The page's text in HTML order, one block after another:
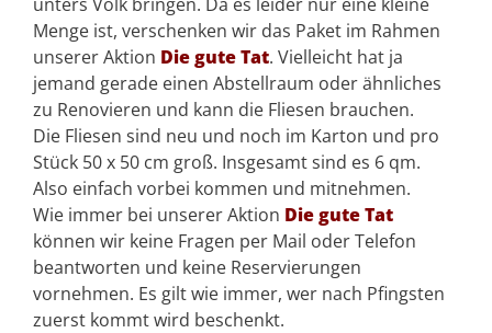
Menge ist, verschenken wir das Paket im Rahmen
unserer Aktion Die gute Tat. Vielleicht hat ja
jemand gerade einen Abstellraum oder ähnliches
zu Renovieren und kann die Fliesen brauchen.
Die Fliesen sind neu und noch im Karton und pro
Stück 50 x 50 cm groß. Insgesamt sind es 6 qm.
Also einfach vorbei kommen und mitnehmen.
Wie immer bei unserer Aktion Die gute Tat
können wir keine Fragen per Mail oder Telefon
beantworten und keine Reservierungen
vornehmen. Es gilt wie immer, wer nach Pfingsten
zuerst kommt wird beschenkt.